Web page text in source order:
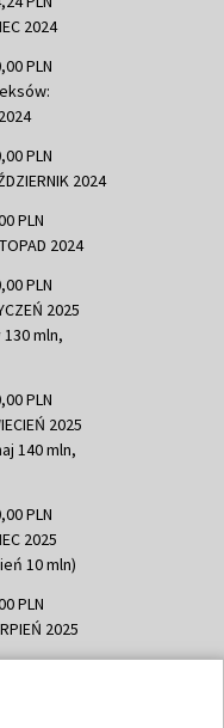
2024
PLN
PLN
2024
PLN
2024
PLN
2025
mln,
PLN
2025
140 mln,
PLN
2025
10 mln)
PLN
2025
PLN